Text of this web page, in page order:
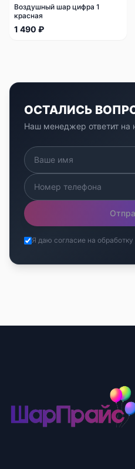
Воздушный шар цифра 1
красная
1 490 ₽
ОСТАЛИСЬ
Наш менеджер ответит на
Я даю согласие на